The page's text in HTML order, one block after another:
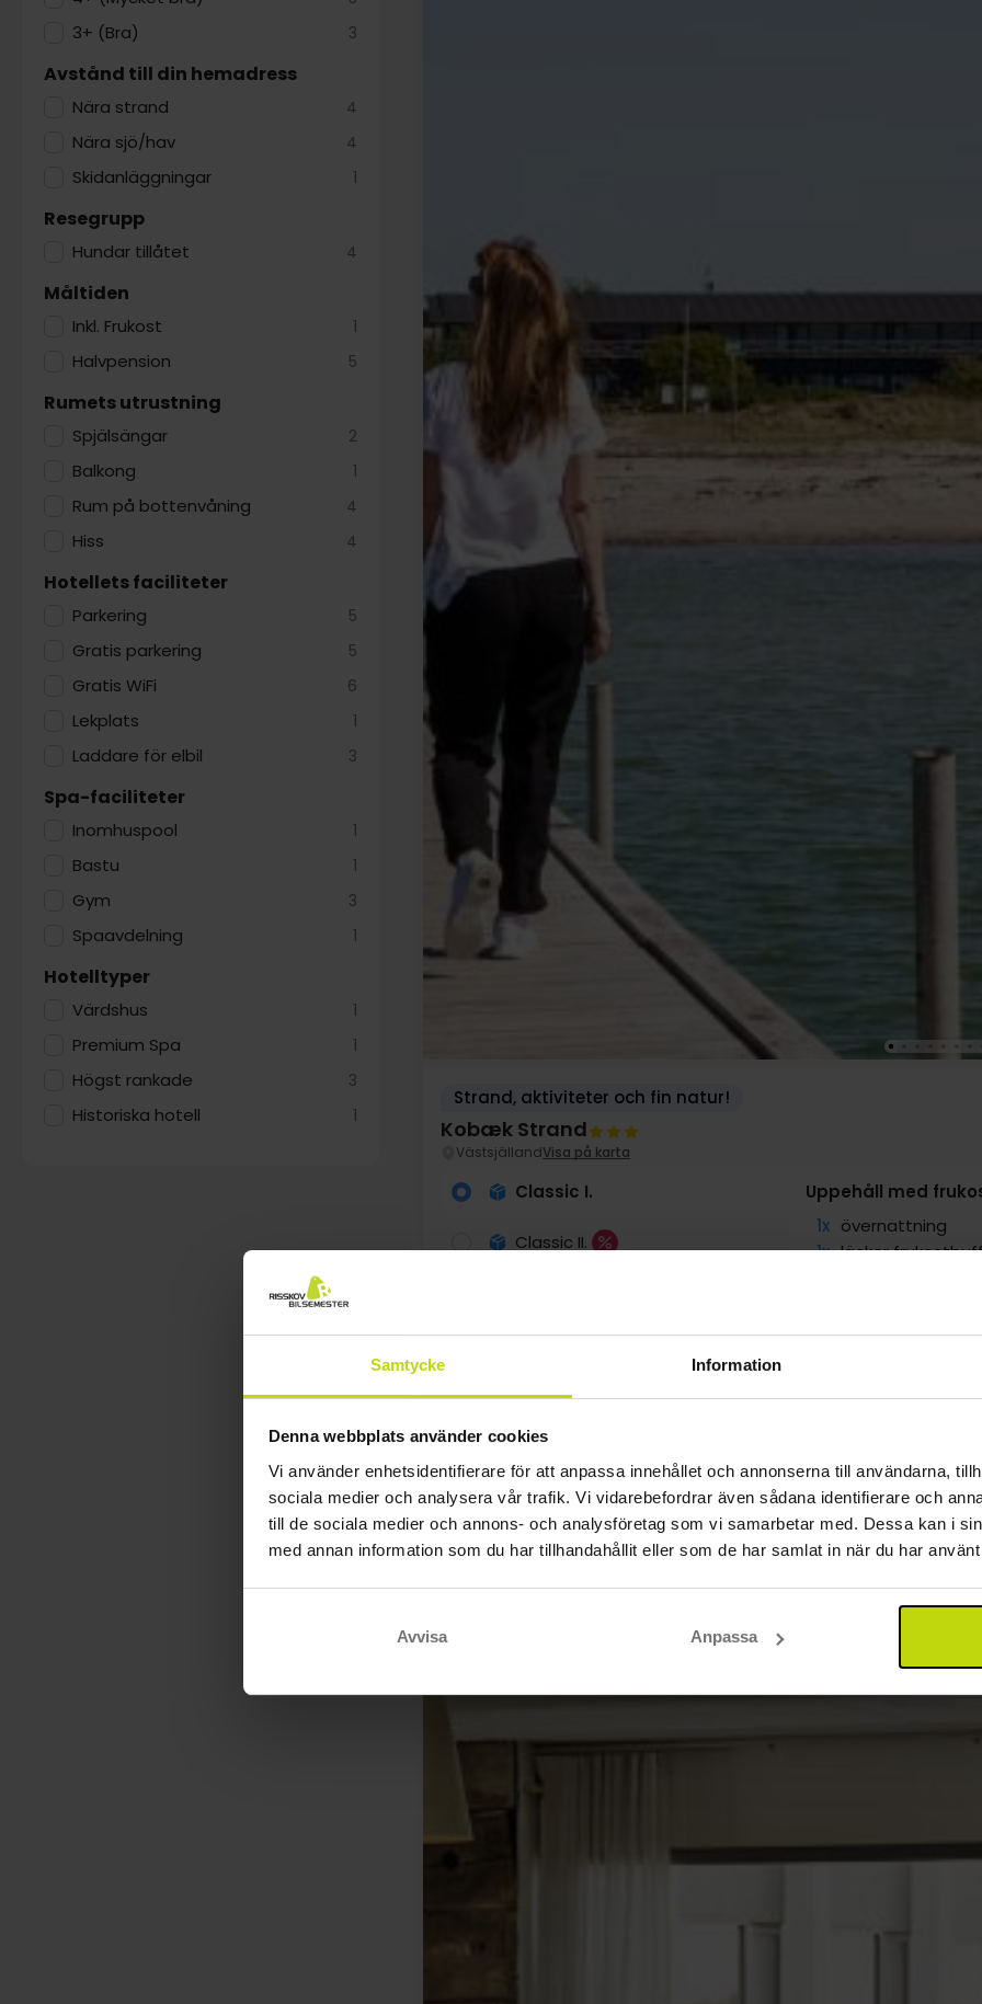
Samtycke Information
Denna webbplats använder cookies
Vi använder enhetsidentifierare för att anpassa innehållet och annonserna till användarna,
sociala medier och analysera vår trafik. Vi vidarebefordrar även sådana identifierare och
till de sociala medier och annons- och analysföretag som vi samarbetar med. Dessa kan i
med annan information som du har tillhandahållit eller som de har samlat in när du har
Avvisa Anpassa
3+ (Bra) 3
Avstånd till din hemadress
Nära strand 4
Nära sjö/hav 4
Skidanläggningar 1
Resegrupp
Hundar tillåtet 4
Måltiden
Inkl. Frukost 1
Halvpension 5
Rumets utrustning
Spjälsängar 2
Balkong 1
Rum på bottenvåning 4
Hiss 4
Hotellets faciliteter
Parkering 5
Gratis parkering 5
Gratis WiFi 6
Lekplats 1
Laddare för elbil 3
Spa-faciliteter
Inomhuspool 1
Bastu 1
Gym 3
Spaavdelning 1
Hotelltyper
Värdshus 1
Premium Spa 1
Högst rankade 3
Historiska hotell 1
Strand, aktiviteter och fin natur!
Kobæk Strand
VästsjällandVisa på karta
Classic I.
Classic II.
Uppehåll med
1x övernattning
1x läcker
1x kaffe att ta med
FÅ KVAR
aug pp